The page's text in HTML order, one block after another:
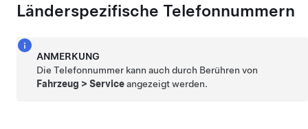
Länderspezifische Telefonnummern
ANMERKUNG
Die Telefonnummer kann auch durch Berühren von
Fahrzeug >Serviceangezeigt werden.